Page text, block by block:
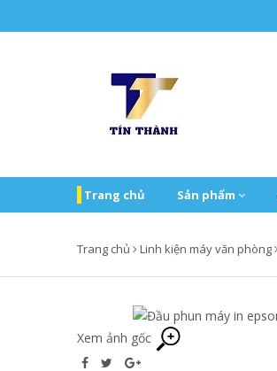
Trang chủ Sản phẩm
Trang chủ Linh kiện máy văn phòng
Xem ảnh gốc